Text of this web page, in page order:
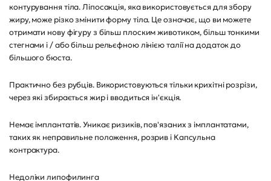
контурування тіла. Ліпосакція, яка використовується для збору
жиру, може різко змінити форму тіла. Це означає, що ви можете
отримати нову фігуру з більш плоским животиком, більш тонкими
стегнами і / або більш рельєфною лінією талії на додаток до
більшого бюста.
Практично без рубців. Використовуються тільки крихітні розрізи,
через які збирається жир і вводиться ін'єкція.
Немає імплантатів. Уникає ризиків, пов'язаних з імплантатами,
таких як неправильне положення, розрив і Капсульна
контрактура.
Недоліки липофилинга